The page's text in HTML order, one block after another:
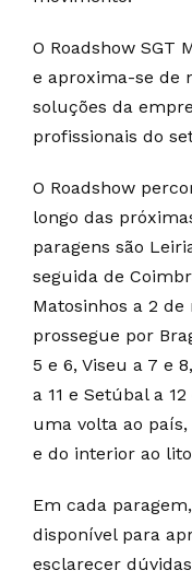
O Roadshow SGT
e aproxima-se de
soluções da
profissionais do
O Roadshow
longo das
paragens são
seguida de
Matosinhos a 2
prossegue por
5 e 6, Viseu a 7 e
a 11 e Setúbal a
uma volta ao
e do interior ao
Em cada
disponível para
esclarecer